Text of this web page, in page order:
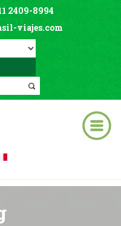
2409-8994
viajes.com